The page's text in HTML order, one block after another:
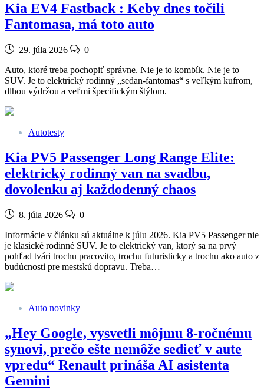
Kia EV4 Fastback : Keby dnes točili
Fantomasa, má toto auto
29. júla 2026
0
Auto, ktoré treba pochopiť správne. Nie je to kombík. Nie je to
SUV. Je to elektrický rodinný „sedan-fantomas“ s veľkým kufrom,
dlhou výdržou a veľmi špecifickým štýlom.
Autotesty
Kia PV5 Passenger Long Range Elite:
elektrický rodinný van na svadbu,
dovolenku aj každodenný chaos
8. júla 2026
0
Informácie v článku sú aktuálne k júlu 2026. Kia PV5 Passenger nie
je klasické rodinné SUV. Je to elektrický van, ktorý sa na prvý
pohľad tvári trochu pracovito, trochu futuristicky a trochu ako auto z
budúcnosti pre mestskú dopravu. Treba…
Auto novinky
„Hey Google, vysvetli môjmu 8-ročnému
synovi, prečo ešte nemôže sedieť v aute
vpredu“ Renault prináša AI asistenta
Gemini